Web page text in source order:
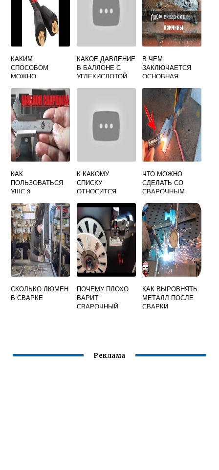
КАКИМ
СПОСОБОМ
МОЖНО
СВАРОЧНЫЕ
ПРОВОДА
КАКОЕ ДАВЛЕНИЕ
В БАЛЛОНЕ С
УГЛЕКИСЛОТОЙ
В ЧЕМ
ЗАКЛЮЧАЕТСЯ
ОСНОВНАЯ
ТАКОГО ДЕФЕКТА
СВАРКИ КАК
НЕПРОВАР
КАК
ПОЛЬЗОВАТЬСЯ
УШС 3
ШАБЛОН
СВАРЩИКА
К КАКОМУ
СПИСКУ
ОТНОСИТСЯ
ВРЕДНОСТИ
ЧТО МОЖНО
СДЕЛАТЬ СО
СВАРОЧНЫМ
СКОЛЬКО ЛЮМЕН
В СВАРКЕ
ПОЧЕМУ ПЛОХО
ВАРИТ
СВАРОЧНЫЙ
КАК ВЫРОВНЯТЬ
МЕТАЛЛ ПОСЛЕ
СВАРКИ
Реклама